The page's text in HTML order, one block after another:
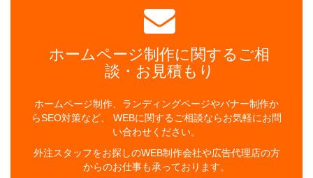
ホームページ制作に関するご相
談・お見積もり
ホームページ制作、ランディングページやバナー制作か
らSEO対策など、 WEBに関するご相談ならお気軽にお問
い合わせください。
外注スタッフをお探しのWEB制作会社や広告代理店の方
からのお仕事も承っております。